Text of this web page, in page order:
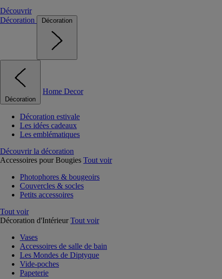
Découvrir
Décoration
Décoration
Décoration
Home Decor
Décoration estivale
Les idées cadeaux
Les emblématiques
Découvrir la décoration
Accessoires pour Bougies Tout voir
Photophores & bougeoirs
Couvercles & socles
Petits accessoires
Tout voir
Décoration d'Intérieur Tout voir
Vases
Accessoires de salle de bain
Les Mondes de Diptyque
Vide-poches
Papeterie